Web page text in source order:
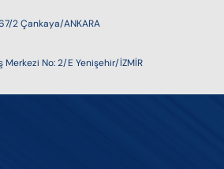
2 Çankaya/ANKARA
Merkezi No: 2/E Yenişehir/İZMİR